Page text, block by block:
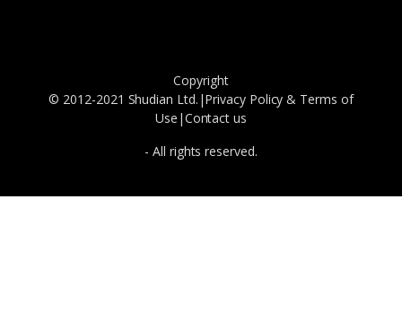
Copyright
© 2012-2021 Shudian Ltd.|Privacy Policy & Terms of
Use |Contact us
- All rights reserved.